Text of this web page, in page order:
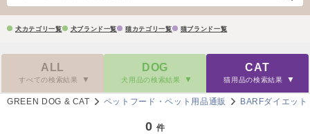
犬カテゴリ一覧 犬ブランド一覧 猫カテゴリ一覧 猫ブランド一覧
ALL
すべての検索結果
DOG
犬用品の検索結果
CAT
猫用品の検索結果
GREEN DOG & CAT ペットフード・ペット用品通販 BARFダイエット
0 件